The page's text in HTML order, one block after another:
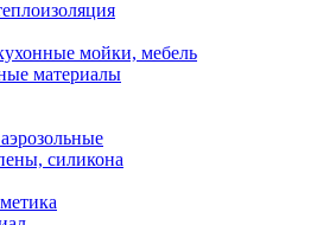
мойки, мебель
материалы
силикона